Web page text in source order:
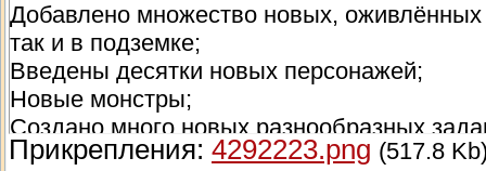
Добавлено множество новых,
так и в подземке;
Введены десятки новых персонажей;
Новые монстры;
Создано много новых разнообразных
Добавлены новые образцы оружия и
Прикрепления: 4292223.png (517.8